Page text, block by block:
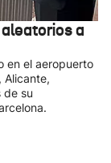
a
en el aeropuerto
Alicante,
de su